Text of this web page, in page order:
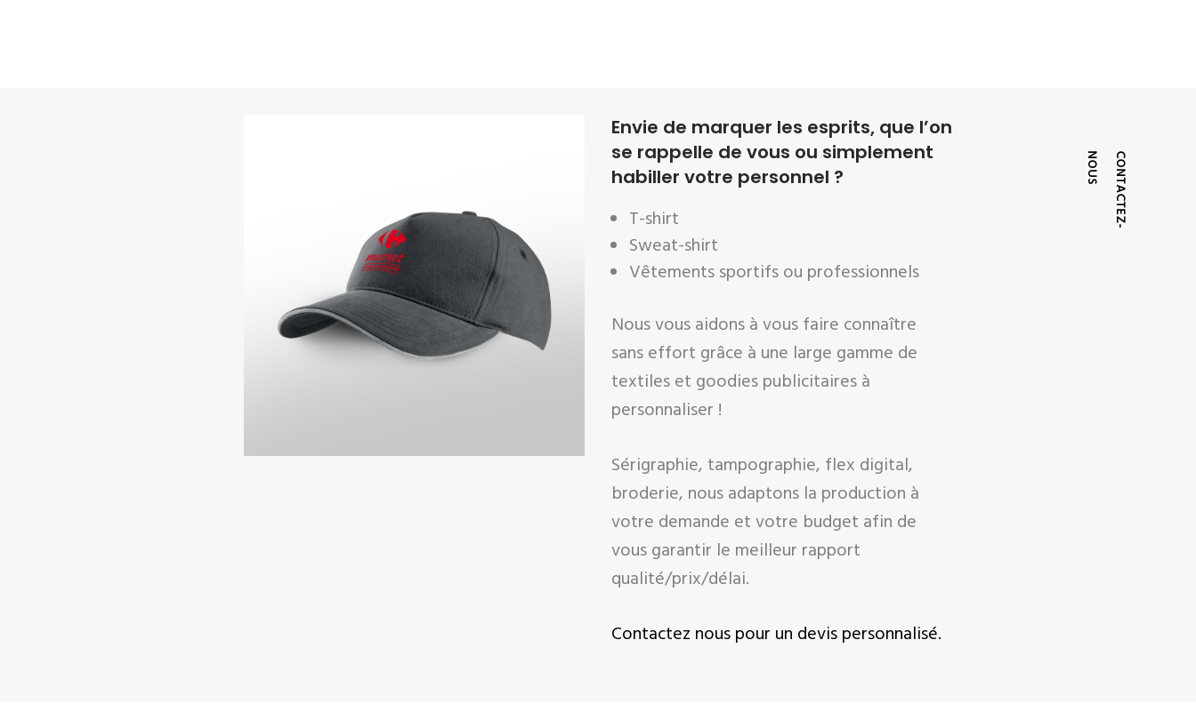
C
O
N
T
A
C
T
E
Z
-
N
O
U
S
Envie de marquer les esprits, que l’on
se rappelle de vous ou simplement
habiller votre personnel ?
T-shirt
Sweat-shirt
Vêtements sportifs ou professionnels
Nous vous aidons à vous faire connaître
sans effort grâce à une large gamme de
textiles et goodies publicitaires à
personnaliser !
Sérigraphie, tampographie, flex digital,
broderie, nous adaptons la production à
votre demande et votre budget afin de
vous garantir le meilleur rapport
qualité/prix/délai.
Contactez nous pour un devis personnalisé.